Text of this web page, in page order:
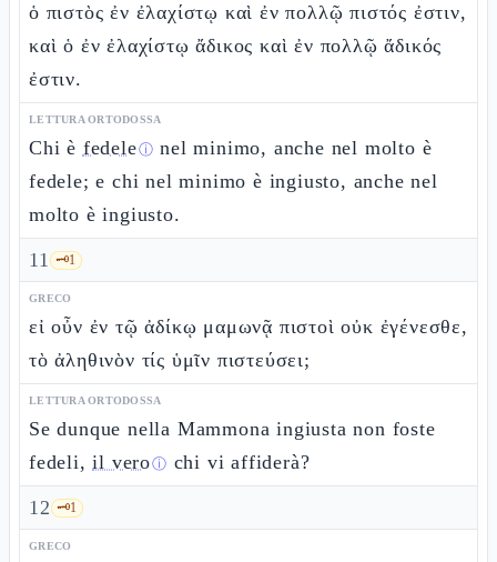
ὁ πιστὸς ἐν ἐλαχίστῳ καὶ ἐν πολλῷ πιστός ἐστιν,
καὶ ὁ ἐν ἐλαχίστῳ ἄδικος καὶ ἐν πολλῷ ἄδικός
ἐστιν.
LETTURA ORTODOSSA
Chi è fedeleⓘ nel minimo, anche nel molto è
fedele; e chi nel minimo è ingiusto, anche nel
molto è ingiusto.
11 🗝️1
GRECO
εἰ οὖν ἐν τῷ ἀδίκῳ μαμωνᾷ πιστοὶ οὐκ ἐγένεσθε,
τὸ ἀληθινὸν τίς ὑμῖν πιστεύσει;
LETTURA ORTODOSSA
Se dunque nella Mammona ingiusta non foste
fedeli,il veroⓘ chi vi affiderà?
12 🗝️1
GRECO